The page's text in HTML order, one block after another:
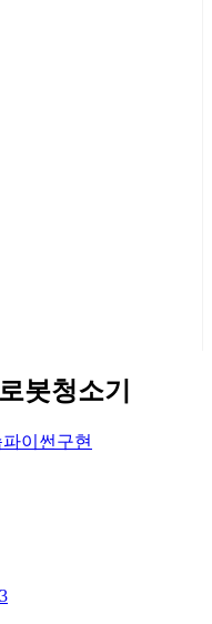
봇청소기
파이썬 구현